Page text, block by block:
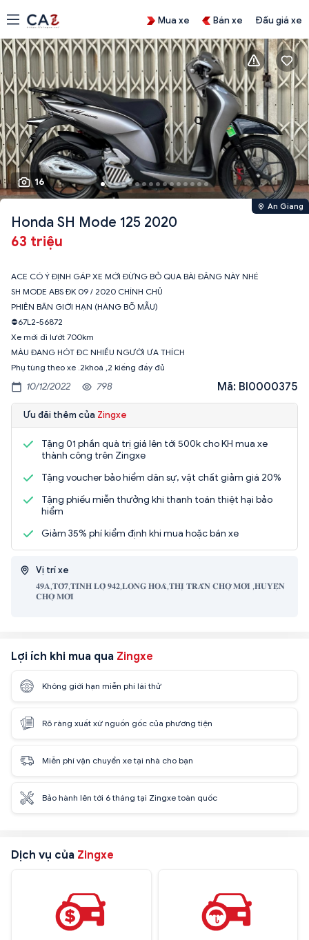
Mua xe Bán xe Đấu giá xe
16
An Giang
Honda SH Mode 125 2020
63 triệu
ACE CÓ Ý ĐỊNH GÁP XE MỚI ĐỪNG BỎ QUA BÀI ĐĂNG NÀY NHÉ
SH MODE ABS ĐK 09 / 2020 CHÍNH CHỦ
PHIÊN BÃN GIỚI HẠN (HÀNG BÕ MẪU)
⛔️67L2-56872
Xe mới đi lướt 700km
MÀU ĐANG HÓT ĐC NHIỀU NGƯỜI ƯA THÍCH
Phụ tùng theo xe .2khoá ,2 kiếng đầy đủ
10/12/2022 798 Mã: BI0000375
Ưu đãi thêm của Zingxe
Tặng 01 phần quà trị giá lên tới 500k cho KH mua xe
thành công trên Zingxe
Tặng voucher bảo hiểm dân sự, vật chất giảm giá 20%
Tặng phiếu miễn thưởng khi thanh toán thiệt hại bảo
hiểm
Giảm 35% phí kiểm định khi mua hoặc bán xe
Vị trí xe
𝟒𝟗𝐀,𝐓𝐎̂̉𝟕,𝐓𝐈̉𝐍𝐇 𝐋𝐎̣̂ 𝟗𝟒𝟐,𝐋𝐎𝐍𝐆 𝐇𝐎𝐀̀,𝐓𝐇𝐈̣ 𝐓𝐑𝐀̂́𝐍 𝐂𝐇𝐎̛̣ 𝐌𝐎̛́𝐈 ,𝐇𝐔𝐘𝐄̣̂𝐍
𝐂𝐇𝐎̛̣ 𝐌𝐎̛́𝐈
Lợi ích khi mua qua Zingxe
Không giới hạn miễn phí lái thử
Rõ ràng xuất xứ nguồn gốc của phương tiện
Miễn phí vận chuyển xe tại nhà cho bạn
Bảo hành lên tới 6 tháng tại Zingxe toàn quốc
Dịch vụ của Zingxe